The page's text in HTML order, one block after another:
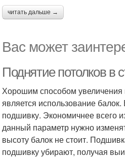
читать дальше →
Вас может
Поднятие потолков
Хорошим способом
является использование
подшивку. Экономичнее всего
данный параметр нужно
высоту балок не стоит.
подшивку убирают, получая